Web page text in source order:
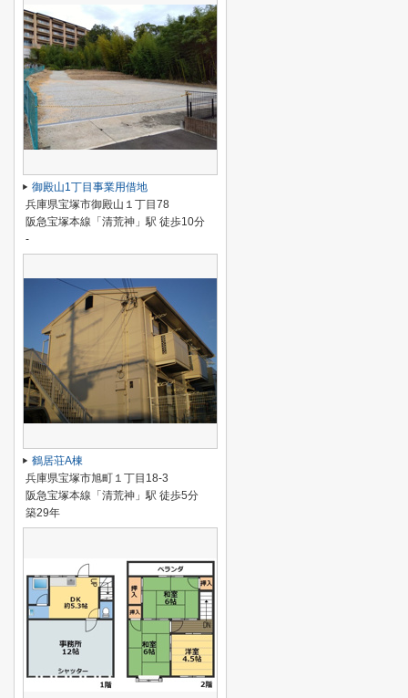
御殿山1丁目事業用借地
兵庫県宝塚市御殿山１丁目78
阪急宝塚本線「清荒神」駅 徒歩10分
-
鶴居荘A棟
兵庫県宝塚市旭町１丁目18-3
阪急宝塚本線「清荒神」駅 徒歩5分
築29年